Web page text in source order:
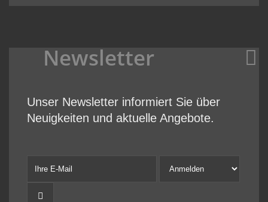
Newsletter
Unser Newsletter informiert Sie über
Neuigkeiten und aktuelle Angebote.